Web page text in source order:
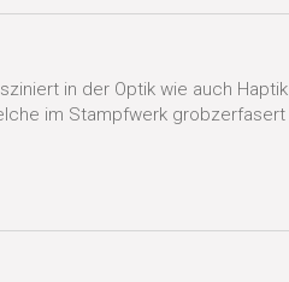
in der Optik wie auch Haptik.
im Stampfwerk grobzerfasert